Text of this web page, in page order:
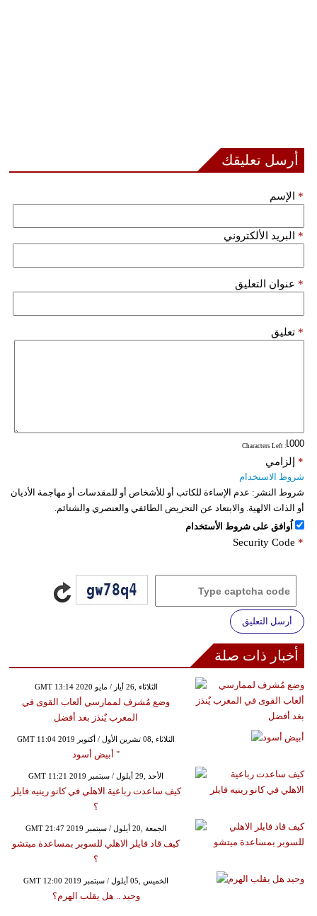
أرسل تعليقك
الإسم *
البريد الألكتروني *
عنوان التعليق *
تعليق *
: Characters Left
إلزامي *
شروط الاستخدام
شروط النشر: عدم الإساءة للكاتب أو للأشخاص أو للمقدسات أو مهاجمة الأديان
أو الذات الالهية. والابتعاد عن التحريض الطائفي والعنصري والشتائم.
اُوافق على شروط الأستخدام
Security Code *
أرسل التعليق
أخبار ذات صلة
GMT 13:14 2020 الثلاثاء ,26 أيار / مايو
وضع مُشرف لممارسي ألعاب القوى في
المغرب يٌنذز بغد أفضل
GMT 11:04 2019 الثلاثاء ,08 تشرين الأول / أكتوبر
" أبيض أسود
GMT 11:21 2019 الأحد ,29 أيلول / سبتمبر
كيف ساعدت رباعية الاهلي في كانو رينيه فايلر
؟
GMT 21:47 2019 الجمعة ,20 أيلول / سبتمبر
كيف قاد فايلر الاهلي للسوبر بمساعدة ميتشو
؟
GMT 12:00 2019 الخميس ,05 أيلول / سبتمبر
وحيد .. هل يقلب الهرم؟